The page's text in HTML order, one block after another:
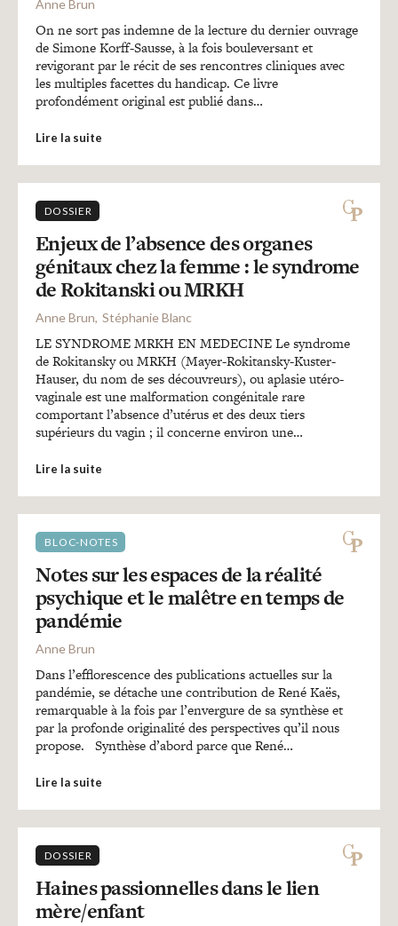
Anne Brun
On ne sort pas indemne de la lecture du dernier ouvrage
de Simone Korff-Sausse, à la fois bouleversant et
revigorant par le récit de ses rencontres cliniques avec
les multiples facettes du handicap. Ce livre
profondément original est publié dans…
Lire la suite
DOSSIER
Enjeux de l’absence des organes
génitaux chez la femme : le syndrome
de Rokitanski ou MRKH
Anne Brun Stéphanie Blanc
LE SYNDROME MRKH EN MEDECINE Le syndrome
de Rokitansky ou MRKH (Mayer-Rokitansky-Kuster-
Hauser, du nom de ses découvreurs), ou aplasie utéro-
vaginale est une malformation congénitale rare
comportant l’absence d’utérus et des deux tiers
supérieurs du vagin ; il concerne environ une…
Lire la suite
BLOC-NOTES
Notes sur les espaces de la réalité
psychique et le malêtre en temps de
pandémie
Anne Brun
Dans l’efflorescence des publications actuelles sur la
pandémie, se détache une contribution de René Kaës,
remarquable à la fois par l’envergure de sa synthèse et
par la profonde originalité des perspectives qu’il nous
propose. Synthèse d’abord parce que René…
Lire la suite
DOSSIER
Haines passionnelles dans le lien
mère/enfant